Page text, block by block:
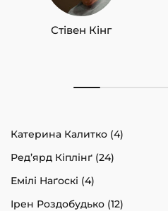
Стівен Кінг
Катерина Калитко (4)
Ред’ярд Кіплінґ (24)
Емілі Наґоскі (4)
Ірен Роздобудько (12)